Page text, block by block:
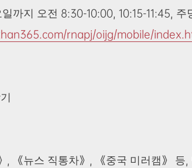
까지 오전 8:30-10:00, 10:15-11:45,
rnapj/oijg/mobile/
, 《뉴스 직통차》, 《중국 미러캠》